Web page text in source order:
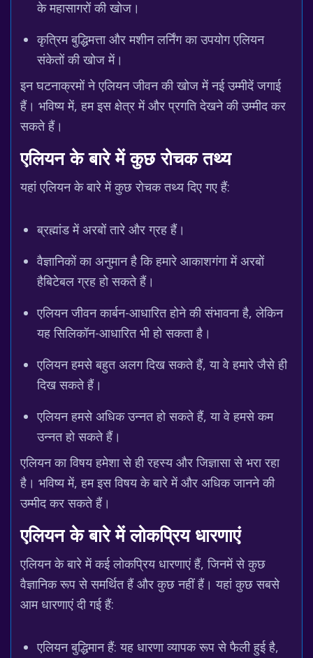
के महासागरों की खोज।
कृत्रिम बुद्धिमत्ता और मशीन लर्निंग का उपयोग एलियन
संकेतों की खोज में।
इन घटनाक्रमों ने एलियन जीवन की खोज में नई उम्मीदें जगाई
हैं। भविष्य में, हम इस क्षेत्र में और प्रगति देखने की उम्मीद कर
सकते हैं।
एलियन के बारे में कुछ रोचक तथ्य
यहां एलियन के बारे में कुछ रोचक तथ्य दिए गए हैं:
ब्रह्मांड में अरबों तारे और ग्रह हैं।
वैज्ञानिकों का अनुमान है कि हमारे आकाशगंगा में अरबों
हैबिटेबल ग्रह हो सकते हैं।
एलियन जीवन कार्बन-आधारित होने की संभावना है, लेकिन
यह सिलिकॉन-आधारित भी हो सकता है।
एलियन हमसे बहुत अलग दिख सकते हैं, या वे हमारे जैसे ही
दिख सकते हैं।
एलियन हमसे अधिक उन्नत हो सकते हैं, या वे हमसे कम
उन्नत हो सकते हैं।
एलियन का विषय हमेशा से ही रहस्य और जिज्ञासा से भरा रहा
है। भविष्य में, हम इस विषय के बारे में और अधिक जानने की
उम्मीद कर सकते हैं।
एलियन के बारे में लोकप्रिय धारणाएं
एलियन के बारे में कई लोकप्रिय धारणाएं हैं, जिनमें से कुछ
वैज्ञानिक रूप से समर्थित हैं और कुछ नहीं हैं। यहां कुछ सबसे
आम धारणाएं दी गई हैं:
एलियन बुद्धिमान हैं: यह धारणा व्यापक रूप से फैली हुई है,